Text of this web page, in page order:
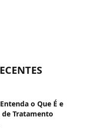
o Que É e
de Tratamento